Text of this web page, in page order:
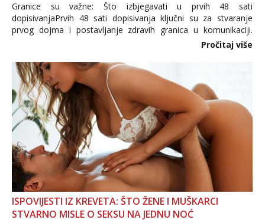
Granice su važne: Što izbjegavati u prvih 48 sati
dopisivanjaPrvih 48 sati dopisivanja ključni su za stvaranje
prvog dojma i postavljanje zdravih granica u komunikaciji.
Važno je izbjeći prebrzo otkrivanje osobnih ili intimnih
informacija, jer nepoznata osoba još nije zaslužila to
povjerenje. Takođe...
Pročitaj više
ISPOVIJESTI IZ KREVETA: ŠTO ŽENE I MUŠKARCI
STVARNO MISLE O SEKSU NA JEDNU NOĆ